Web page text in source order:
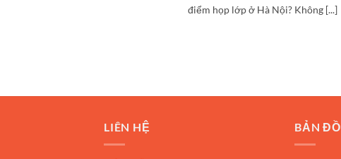
điểm họp lớp ở Hà Nội? Không [...]
LIÊN HỆ BẢN ĐỒ